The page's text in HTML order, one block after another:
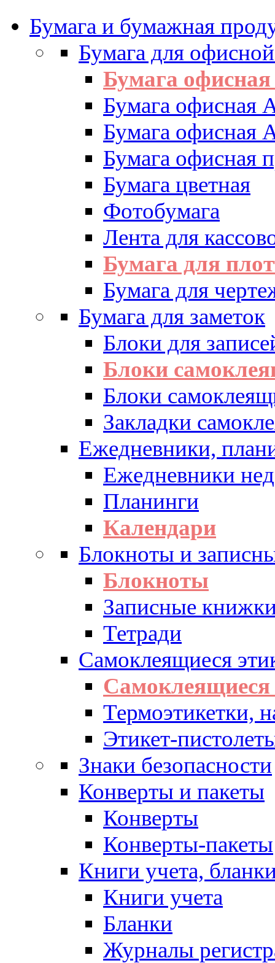
Бумага и бумажная
Бумага для
Бумага
Бумага офисная
Бумага офисная
Бумага офисная
Бумага цветная
Фотобумага
Лента для
Бумага для
Бумага для
Бумага для заметок
Блоки для
Блоки
Блоки
Закладки
Ежедневники,
Ежедневники
Планинги
Календари
Блокноты и
Блокноты
Записные
Тетради
Самоклеящиеся
Самоклеящиеся
Термоэтикетки,
Этикет-
Знаки безопасности
Конверты и пакеты
Конверты
Конверты-пакеты
Книги учета,
Книги учета
Бланки
Журналы